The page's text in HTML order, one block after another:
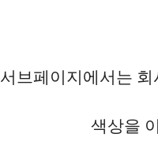
서브페이지에서는
색상을